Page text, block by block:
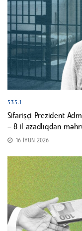
535.1
Sifarişçi Prezident
– 8 il azadlıqdan
16 İYUN 2026